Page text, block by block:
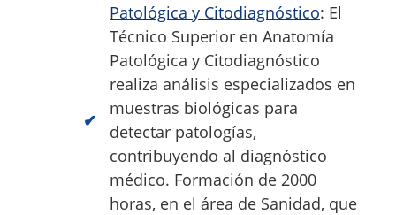
Patológica y Citodiagnóstico: El
Técnico Superior en Anatomía
Patológica y Citodiagnóstico
realiza análisis especializados en
muestras biológicas para
detectar patologías,
contribuyendo al diagnóstico
médico. Formación de 2000
horas, en el área de Sanidad, que